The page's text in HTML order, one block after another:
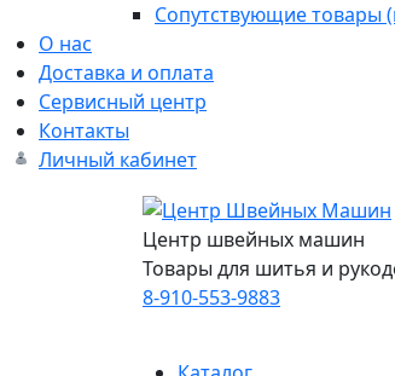
Сопутствующие товары
О нас
Доставка и оплата
Сервисный центр
Контакты
Личный кабинет
Центр швейных машин
Товары для шитья и
8-910-553-9883